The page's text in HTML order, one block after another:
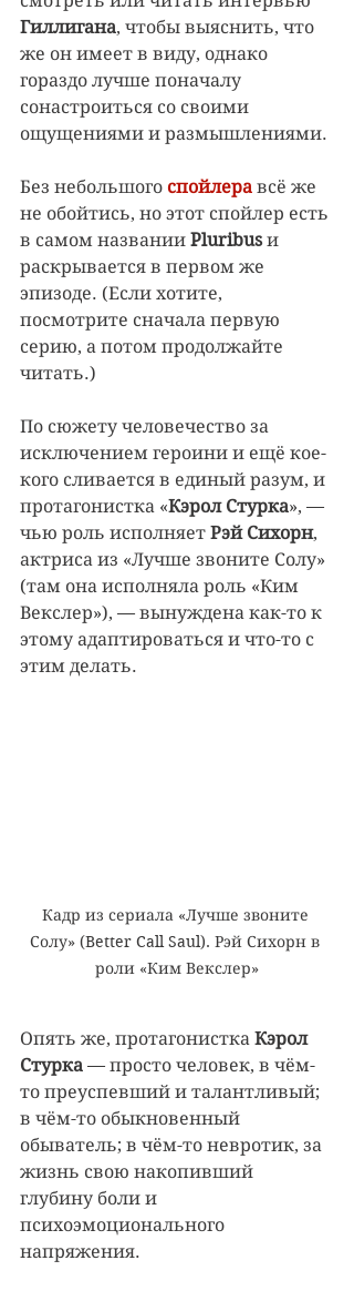
Гиллигана, чтобы выяснить, что
же он имеет в виду, однако
гораздо лучше поначалу
сонастроиться со своими
ощущениями и размышлениями.
Без небольшого спойлера всё же
не обойтись, но этот спойлер есть
в самом названии Pluribus и
раскрывается в первом же
эпизоде. (Если хотите,
посмотрите сначала первую
серию, а потом продолжайте
читать.)
По сюжету человечество за
исключением героини и ещё кое-
кого сливается в единый разум, и
протагонистка «Кэрол Стурка», —
чью роль исполняет Рэй Сихорн,
актриса из «Лучше звоните Солу»
(там она исполняла роль «Ким
Векслер»), — вынуждена как-то к
этому адаптироваться и что-то с
этим делать.
Кадр из сериала «Лучше звоните
Солу» (Better Call Saul). Рэй Сихорн в
роли «Ким Векслер»
Опять же, протагонистка Кэрол
Стурка — просто человек, в чём-
то преуспевший и талантливый;
в чём-то обыкновенный
обыватель; в чём-то невротик, за
жизнь свою накопивший
глубину боли и
психоэмоционального
напряжения.